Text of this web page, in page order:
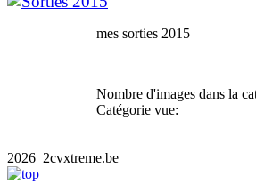
mes sorties 2015
Nombre d'images dans la
Catégorie vue:
2026 2cvxtreme.be